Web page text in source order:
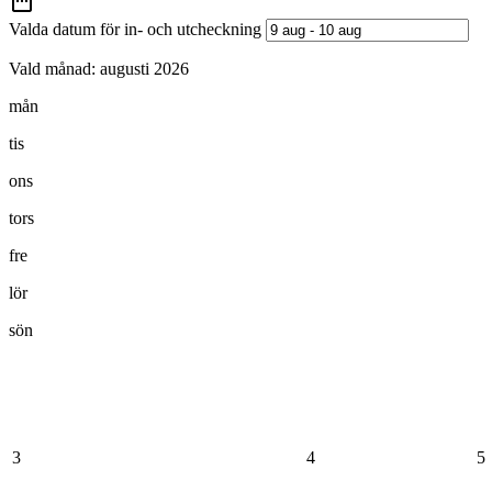
Valda datum för in- och utcheckning
Vald månad: augusti 2026
mån
tis
ons
tors
fre
lör
sön
3 4 5